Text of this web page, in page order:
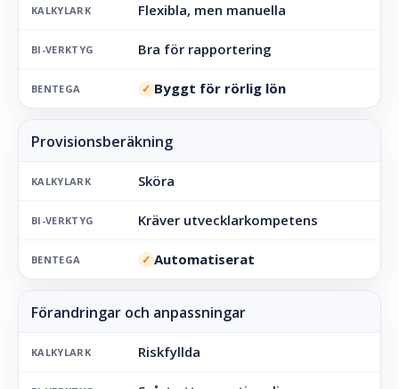
KALKYLARK Flexibla, men manuella
BI-VERKTYG Bra för rapportering
BENTEGA ✓ Byggt för rörlig lön
KALKYLARK Sköra
BI-VERKTYG Kräver utvecklarkompetens
BENTEGA ✓ Automatiserat
KALKYLARK Riskfyllda